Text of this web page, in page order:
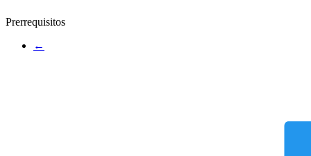
Prerrequisitos
←